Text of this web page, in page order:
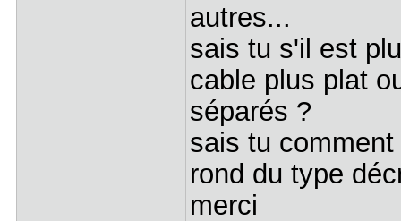
autres...
sais tu s'il est
cable plus plat
séparés ?
sais tu
rond du type
merci